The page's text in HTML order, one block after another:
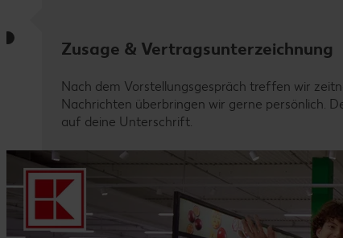
Zusage & Vertragsunterzeichnung
Nach dem Vorstellungsgespräch treffen wir
Nachrichten überbringen wir gerne persönlich.
auf deine Unterschrift.